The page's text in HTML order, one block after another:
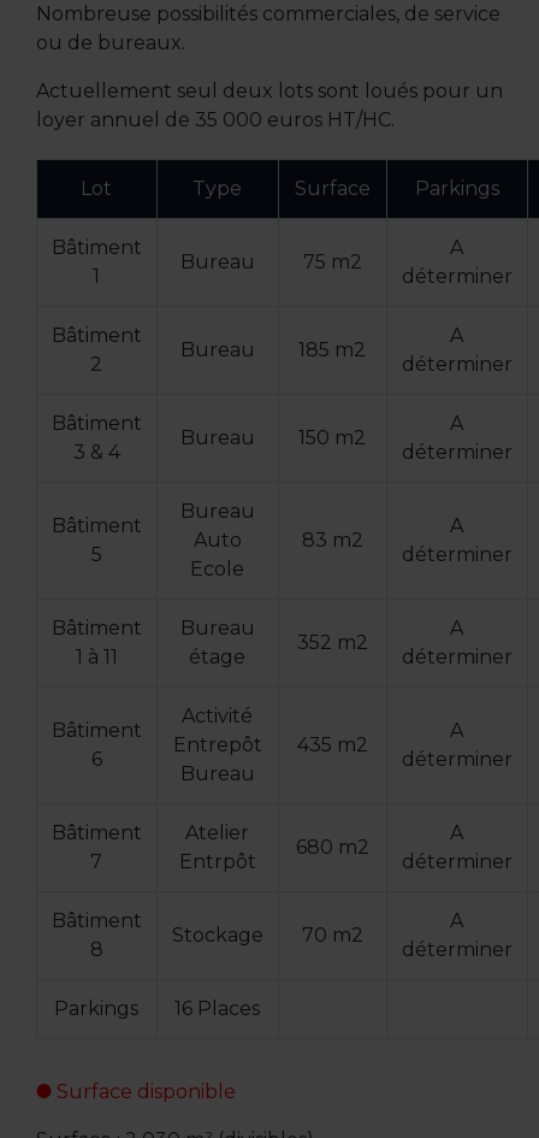
Nombreuse possibilités commerciales, de service
ou de bureaux.
Actuellement seul deux lots sont loués pour un
loyer annuel de 35 000 euros HT/HC.
Lot Type Surface Parkings
Bâtiment
1
Bureau 75 m2
A
déterminer
Bâtiment
2
Bureau 185 m2
A
déterminer
Bâtiment
3 & 4
Bureau 150 m2
A
déterminer
Bâtiment
5
Bureau
Auto
Ecole
83 m2
A
déterminer
Bâtiment
1 à 11
Bureau
étage
352 m2
A
déterminer
Bâtiment
6
Activité
Entrepôt
Bureau
435 m2
A
déterminer
Bâtiment
7
Atelier
Entrpôt
680 m2
A
déterminer
Bâtiment
8
Stockage 70 m2
A
déterminer
Parkings 16 Places
Surface disponible